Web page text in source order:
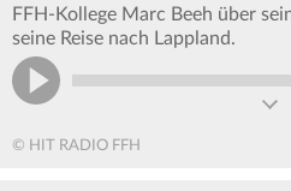
FFH-Kollege Marc Beeh über
seine Reise nach Lappland.
© HIT RADIO FFH